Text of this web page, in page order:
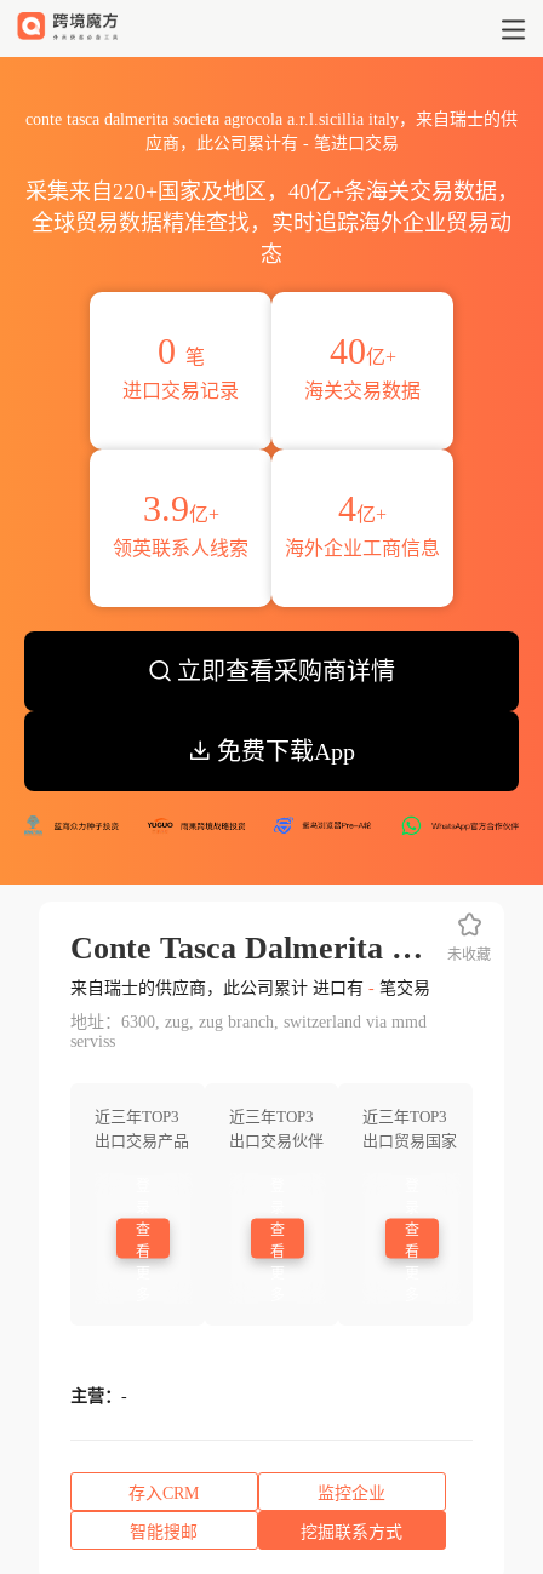
conte tasca dalmerita societa agrocola a.r.l.sicillia italy，来自瑞士的供
应商，此公司累计有 -笔进口交易
采集来自220+国家及地区，40亿+条海关交易数据，
全球贸易数据精准查找，实时追踪海外企业贸易动
态
0 笔
进口交易记录
40亿+
海关交易数据
3.9亿+
领英联系人线索
4亿+
海外企业工商信息
立即查看采购商详情
免费下载App
Conte Tasca Dalmerita Societa Agrocola A.r.l.sicillia Italy
来自瑞士的供应商，此公司累计 进口有 -笔交易
地址：6300, zug, zug branch, switzerland via mmd
serviss
近三年TOP3
出口交易产品
查
看
近三年TOP3
出口交易伙伴
查
看
近三年TOP3
出口贸易国家
查
看
未收藏
主营： -
存入CRM 监控企业
智能搜邮 挖掘联系方式